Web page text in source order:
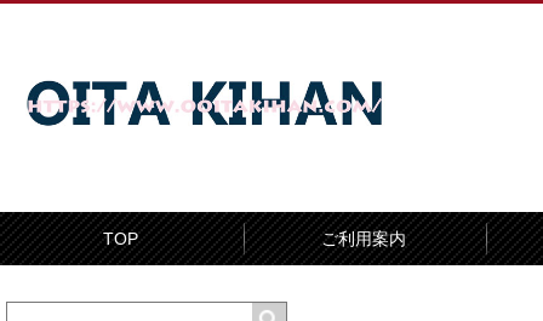
TOP ご利用案内